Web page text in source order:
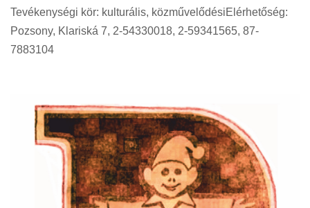
Tevékenységi kör: kulturális, közművelődésiElérhetőség:
Pozsony, Klariská 7, 2-54330018, 2-59341565, 87-
7883104